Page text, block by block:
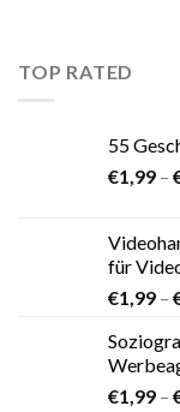
TOP RATED
55
€1,99 –
für
€1,99 –
€1,99 –